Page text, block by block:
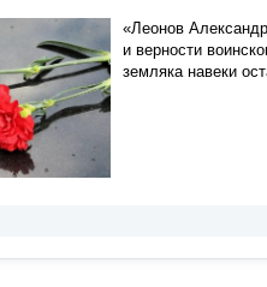
«Леонов
и верности
земляка навеки